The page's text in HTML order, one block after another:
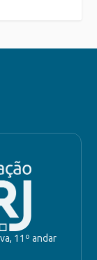
11º andar